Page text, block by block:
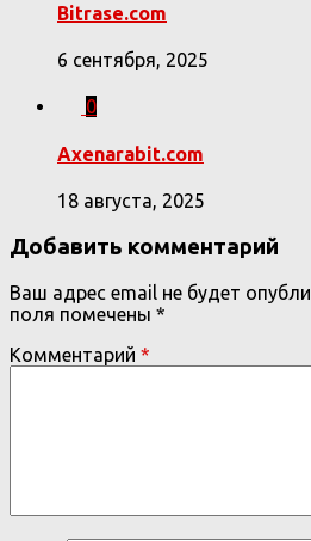
Bitrase.com
6 сентября, 2025
0
Axenarabit.com
18 августа, 2025
Добавить комментарий
Ваш адрес email не будет
поля помечены *
Комментарий *